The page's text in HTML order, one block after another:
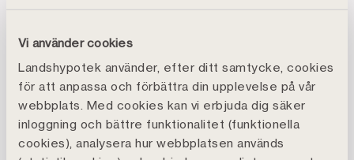
Vi använder cookies
Landshypotek använder, efter ditt samtycke, cookies
för att anpassa och förbättra din upplevelse på vår
webbplats. Med cookies kan vi erbjuda dig säker
inloggning och bättre funktionalitet (funktionella
cookies), analysera hur webbplatsen används
Odlingsåret 2025 har varit betydligt mer gynnsamt än
2024. Stora arealer höstvete som övervintrade bra,
tidig vårsådd, svala temperaturer under vår och
försommaren samt fördelaktigt väder de senaste
veckorna innan skörd är några av de faktorer som